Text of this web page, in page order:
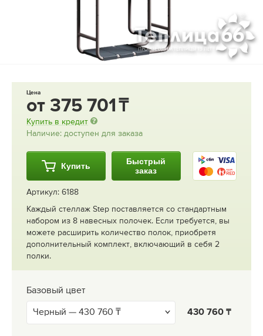
Цена
от 375 701
Купить в кредит
Наличие: доступен для заказа
Купить
Быстрый
заказ
Артикул: 6188
Каждый стеллаж Step поставляется со стандартным
набором из 8 навесных полочек. Если требуется, вы
можете расширить количество полок, приобретя
дополнительный комплект, включающий в себя 2
полки.
Базовый цвет
430 760